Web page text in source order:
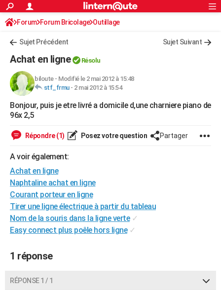
ACTUALITÉS
Politique
Société
Faits Divers
Education
Monde
Villes
+
FINANCE
Retraite
Impôts
Epargne
Immobilier
Risques naturels par ville
Banque
Assurance
Crédit
AUTO
Essais
Réserver un essai
Citadines
Berlines
SUV
Forum auto
+HIGH-TECH
Mobiles
Meilleur smartphone
Internet
Ordinateurs
Jeux vidéo
Guide high-tech
BRICOLAGE
WEEK-END
Guides de France
Escapades
Patrimoine
Expositions
Musées
Week-end nature
+LIFESTYLE
Art de vivre
Bien-être
Loisirs
ModeModes de vie
SANTE
Alimentation
Guide de la santé
Maladies
Médicaments
Sommeil
Destinations
City break
Voyage nature
Voyage de noces
Forum
Climat
PHOTO
GUIDES D'ACHAT
S'inscrire
Connexion
Forum Forum Bricolage Outillage
Sujet Précédent Sujet Suivant
Achat en ligne Résolu
biloute- Modifié le 2 mai 2012 à 15:48
stf_frmu- 2 mai 2012 à 15:54
Bonjour, puis je etre livré a domicile d,une charniere piano de
96x 2,5
Répondre (1) Posez votre question Partager
A voir également:
Achat en ligne
Naphtaline achat en ligne
Courant porteur en ligne
Tirer une ligne électrique à partir du tableau
Nom de la souris dans la ligne verte ✓
Easy connect plus poêle hors ligne ✓
1 réponse
RÉPONSE 1 / 1